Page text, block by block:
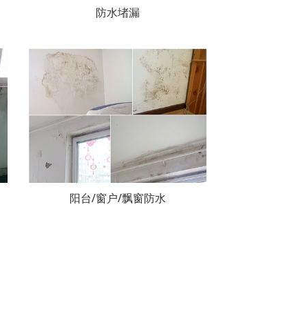
防水堵漏
阳台/窗户/飘窗防水